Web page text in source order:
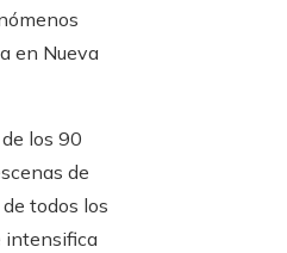
en Nueva
los 90
de
todos los
intensifica